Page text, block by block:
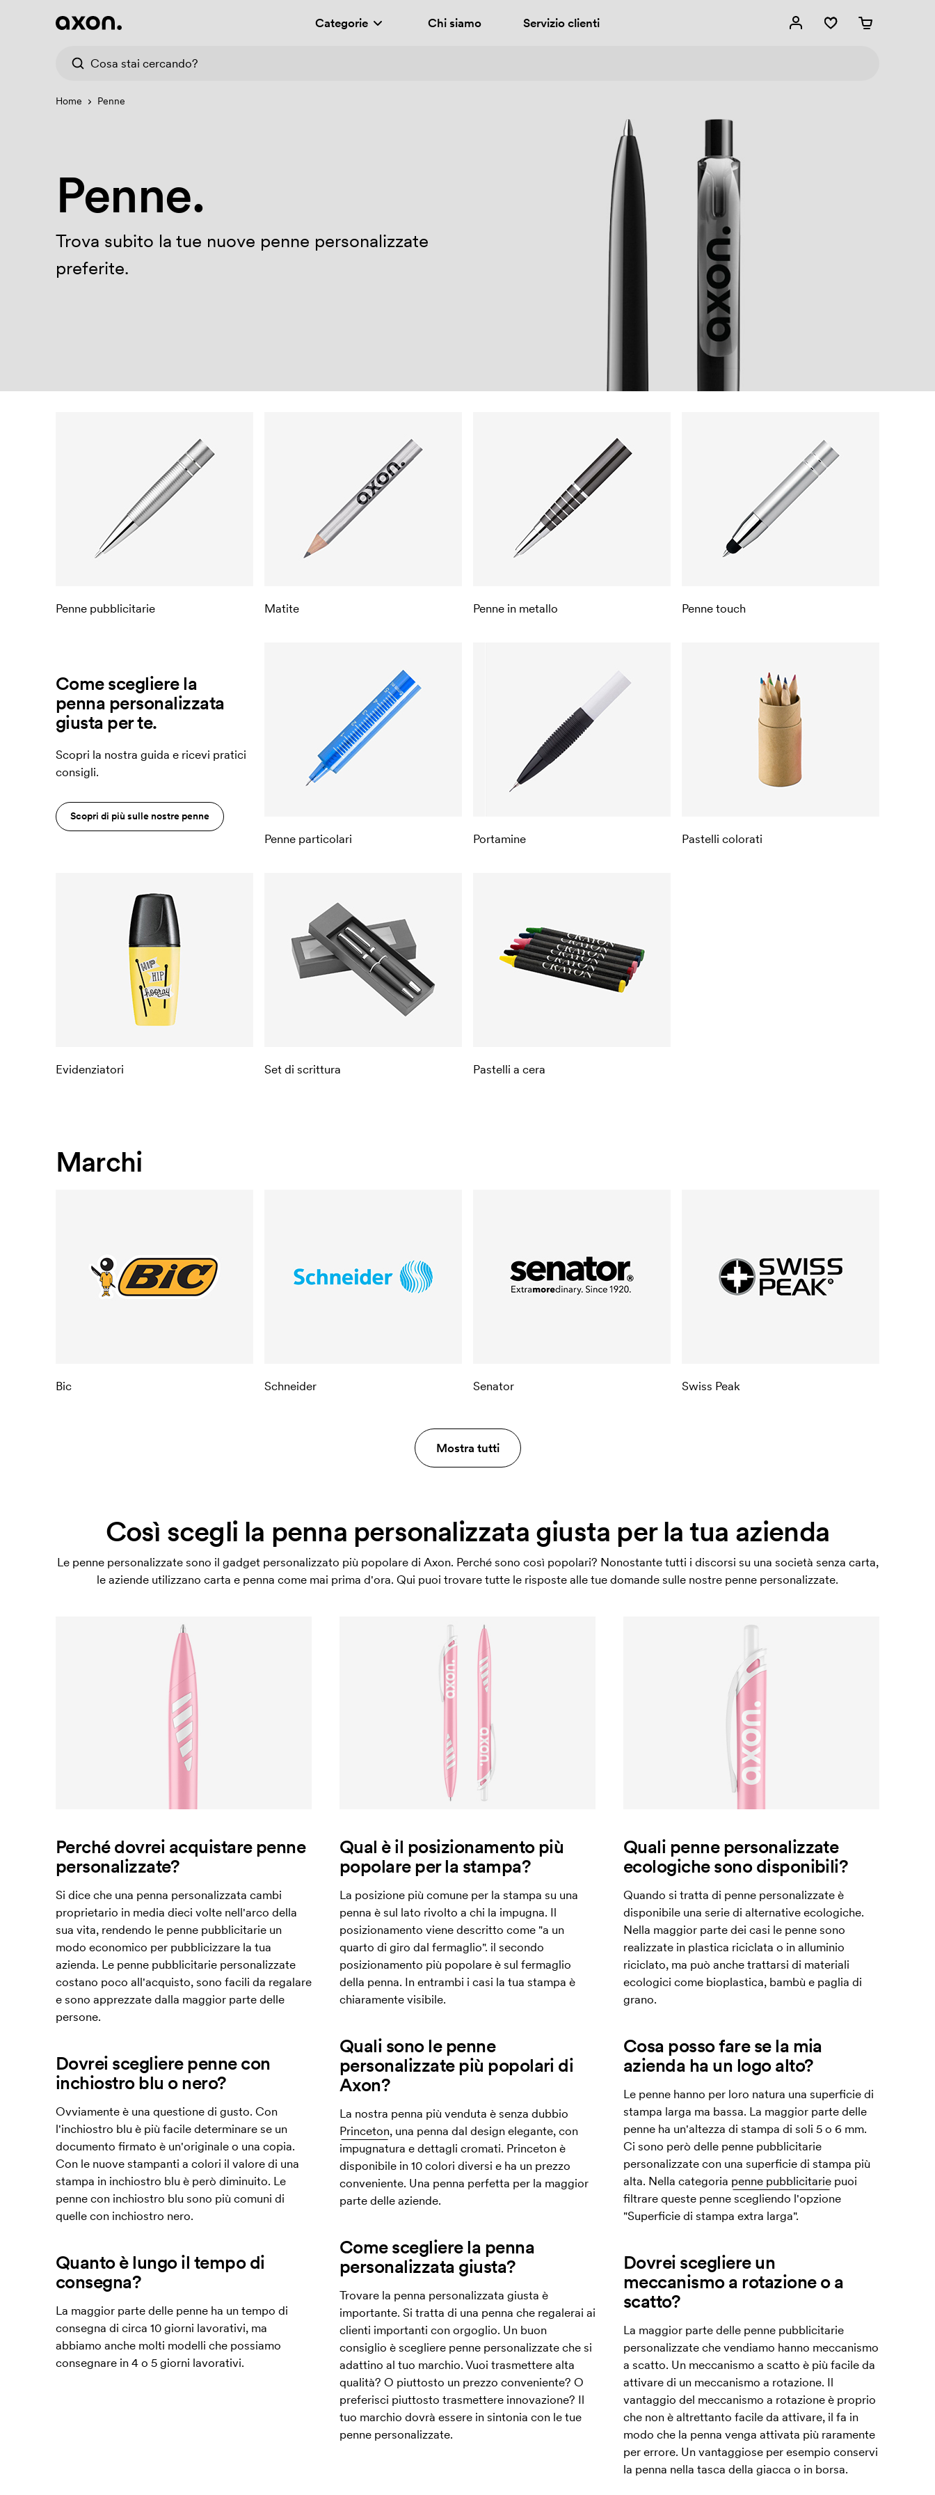
Categorie Chi siamo Servizio clienti
Home Penne
Penne.
Trova subito la tue nuove penne personalizzate
preferite.
Penne pubblicitarie Matite Penne in metallo Penne touch
Come scegliere la
penna personalizzata
giusta per te.
Scopri la nostra guida e ricevi pratici
consigli.
Scopri di più sulle nostre penne
Penne particolari Portamine Pastelli colorati
Evidenziatori Set di scrittura Pastelli a cera
Marchi
Bic Schneider Senator Swiss Peak
Mostra tutti
Così scegli la penna personalizzata giusta per la tua azienda
Le penne personalizzate sono il gadget personalizzato più popolare di Axon. Perché sono così popolari? Nonostante tutti i discorsi su una società senza carta,
le aziende utilizzano carta e penna come mai prima d'ora. Qui puoi trovare tutte le risposte alle tue domande sulle nostre penne personalizzate.
Perché dovrei acquistare penne
personalizzate?
Si dice che una penna personalizzata cambi
proprietario in media dieci volte nell'arco della
sua vita, rendendo le penne pubblicitarie un
modo economico per pubblicizzare la tua
azienda. Le penne pubblicitarie personalizzate
costano poco all'acquisto, sono facili da regalare
e sono apprezzate dalla maggior parte delle
persone.
Dovrei scegliere penne con
inchiostro blu o nero?
Ovviamente è una questione di gusto. Con
l'inchiostro blu è più facile determinare se un
documento firmato è un'originale o una copia.
Con le nuove stampanti a colori il valore di una
stampa in inchiostro blu è però diminuito. Le
penne con inchiostro blu sono più comuni di
quelle con inchiostro nero.
Quanto è lungo il tempo di
consegna?
La maggior parte delle penne ha un tempo di
consegna di circa 10 giorni lavorativi, ma
abbiamo anche molti modelli che possiamo
consegnare in 4 o 5 giorni lavorativi.
Qual è il posizionamento più
popolare per la stampa?
La posizione più comune per la stampa su una
penna è sul lato rivolto a chi la impugna. Il
posizionamento viene descritto come "a un
quarto di giro dal fermaglio". il secondo
posizionamento più popolare è sul fermaglio
della penna. In entrambi i casi la tua stampa è
chiaramente visibile.
Quali sono le penne
personalizzate più popolari di
Axon?
La nostra penna più venduta è senza dubbio
Princeton, una penna dal design elegante, con
impugnatura e dettagli cromati. Princeton è
disponibile in 10 colori diversi e ha un prezzo
conveniente. Una penna perfetta per la maggior
parte delle aziende.
Come scegliere la penna
personalizzata giusta?
Trovare la penna personalizzata giusta è
importante. Si tratta di una penna che regalerai ai
clienti importanti con orgoglio. Un buon
consiglio è scegliere penne personalizzate che si
adattino al tuo marchio. Vuoi trasmettere alta
qualità? O piuttosto un prezzo conveniente? O
preferisci piuttosto trasmettere innovazione? Il
tuo marchio dovrà essere in sintonia con le tue
penne personalizzate.
Quali penne personalizzate
ecologiche sono disponibili?
Quando si tratta di penne personalizzate è
disponibile una serie di alternative ecologiche.
Nella maggior parte dei casi le penne sono
realizzate in plastica riciclata o in alluminio
riciclato, ma può anche trattarsi di materiali
ecologici come bioplastica, bambù e paglia di
grano.
Cosa posso fare se la mia
azienda ha un logo alto?
Le penne hanno per loro natura una superficie di
stampa larga ma bassa. La maggior parte delle
penne ha un'altezza di stampa di soli 5 o 6 mm.
Ci sono però delle penne pubblicitarie
personalizzate con una superficie di stampa più
alta. Nella categoria penne pubblicitariepuoi
filtrare queste penne scegliendo l'opzione
"Superficie di stampa extra larga".
Dovrei scegliere un
meccanismo a rotazione o a
scatto?
La maggior parte delle penne pubblicitarie
personalizzate che vendiamo hanno meccanismo
a scatto. Un meccanismo a scatto è più facile da
attivare di un meccanismo a rotazione. Il
vantaggio del meccanismo a rotazione è proprio
che non è altrettanto facile da attivare, il fa in
modo che la penna venga attivata più raramente
per errore. Un vantaggiose per esempio conservi
la penna nella tasca della giacca o in borsa.